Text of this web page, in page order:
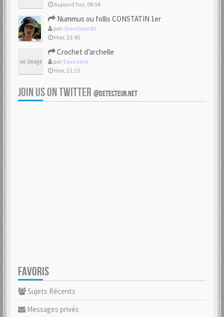
Aujourd’hui, 08:54
Nummus ou follis CONSTATIN 1er
par chercheur81
Hier, 23:45
Crochet d’archelle
par Savosavo
Hier, 21:15
JOIN US ON TWITTER @DETECTEUR.NET
FAVORIS
Sujets Récents
Messages privés